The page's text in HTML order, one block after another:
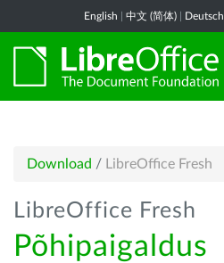
English 中文 (简体) Deutsch
Download / LibreOffice Fresh
LibreOffice Fresh
Põhipaigaldus